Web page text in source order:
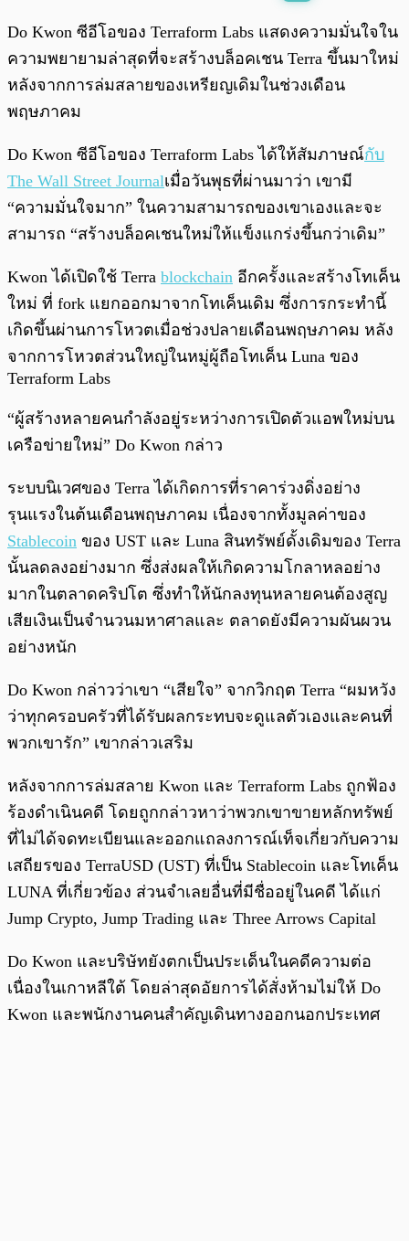
พร้อมเล่น /0:00
Do Kwon ซีอีโอของ Terraform Labs แสดงความมั่นใจใน
ความพยายามล่าสุดที่จะสร้างบล็อคเชน Terra ขึ้นมาใหม่
หลังจากการล่มสลายของเหรียญเดิมในช่วงเดือน
พฤษภาคม
Do Kwon ซีอีโอของ Terraform Labs ได้ให้สัมภาษณ์กับ
The Wall Street Journalเมื่อวันพุธที่ผ่านมาว่า เขามี
“ความมั่นใจมาก” ในความสามารถของเขาเองและจะ
สามารถ “สร้างบล็อคเชนใหม่ให้แข็งแกร่งขึ้นกว่าเดิม”
Kwon ได้เปิดใช้ Terra blockchain อีกครั้งและสร้างโทเค็น
ใหม่ ที่ fork แยกออกมาจากโทเค็นเดิม ซึ่งการกระทำนี้
เกิดขึ้นผ่านการโหวตเมื่อช่วงปลายเดือนพฤษภาคม หลัง
จากการโหวตส่วนใหญ่ในหมู่ผู้ถือโทเค็น Luna ของ
Terraform Labs
“ผู้สร้างหลายคนกำลังอยู่ระหว่างการเปิดตัวแอพใหม่บน
เครือข่ายใหม่” Do Kwon กล่าว
ระบบนิเวศของ Terra ได้เกิดการที่ราคาร่วงดิ่งอย่าง
รุนแรงในต้นเดือนพฤษภาคม เนื่องจากทั้งมูลค่าของ
Stablecoin ของ UST และ Luna สินทรัพย์ดั้งเดิมของ Terra
นั้นลดลงอย่างมาก ซึ่งส่งผลให้เกิดความโกลาหลอย่าง
มากในตลาดคริปโต ซึ่งทำให้นักลงทุนหลายคนต้องสูญ
เสียเงินเป็นจำนวนมหาศาลและ ตลาดยังมีความผันผวน
อย่างหนัก
Do Kwon กล่าวว่าเขา “เสียใจ” จากวิกฤต Terra “ผมหวัง
ว่าทุกครอบครัวที่ได้รับผลกระทบจะดูแลตัวเองและคนที่
พวกเขารัก” เขากล่าวเสริม
หลังจากการล่มสลาย Kwon และ Terraform Labs ถูกฟ้อง
ร้องดำเนินคดี โดยถูกกล่าวหาว่าพวกเขาขายหลักทรัพย์
ที่ไม่ได้จดทะเบียนและออกแถลงการณ์เท็จเกี่ยวกับความ
เสถียรของ TerraUSD (UST) ที่เป็น Stablecoin และโทเค็น
LUNA ที่เกี่ยวข้อง ส่วนจำเลยอื่นที่มีชื่ออยู่ในคดี ได้แก่
Jump Crypto, Jump Trading และ Three Arrows Capital
Do Kwon และบริษัทยังตกเป็นประเด็นในคดีความต่อ
เนื่องในเกาหลีใต้ โดยล่าสุดอัยการได้สั่งห้ามไม่ให้ Do
Kwon และพนักงานคนสำคัญเดินทางออกนอกประเทศ